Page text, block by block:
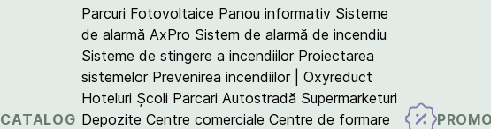
CATALOG
Parcuri Fotovoltaice Panou informativ Sisteme
de alarmă AxPro Sistem de alarmă de incendiu
Sisteme de stingere a incendiilor Proiectarea
sistemelor Prevenirea incendiilor | Oxyreduct
Hoteluri Școli Parcari Autostradă Supermarketuri
Depozite Centre comerciale Centre de formare